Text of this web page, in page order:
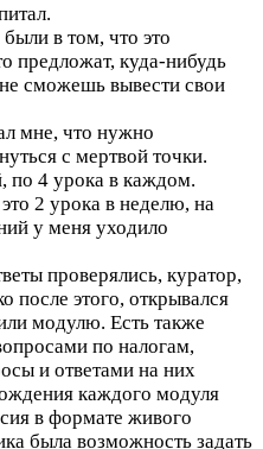
в том, что это
предложат, куда-нибудь
сможешь вывести свои
мне, что нужно
с мертвой точки.
по 4 урока в каждом.
2 урока в неделю, на
у меня уходило
проверялись, куратор,
после этого, открывался
модулю. Есть также
по налогам,
и ответами на них
каждого модуля
в формате живого
была возможность задать